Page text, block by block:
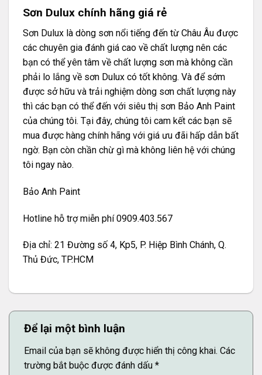
Sơn Dulux chính hãng giá rẻ
Sơn Dulux là dòng sơn nổi tiếng đến từ Châu Âu được
các chuyên gia đánh giá cao về chất lượng nên các
bạn có thể yên tâm về chất lượng sơn mà không cần
phải lo lắng về sơn Dulux có tốt không. Và để sớm
được sở hữu và trải nghiệm dòng sơn chất lượng này
thì các bạn có thể đến với siêu thị sơn Bảo Anh Paint
của chúng tôi. Tại đây, chúng tôi cam kết các bạn sẽ
mua được hàng chính hãng với giá ưu đãi hấp dẫn bất
ngờ. Bạn còn chần chừ gì mà không liên hệ với chúng
tôi ngay nào.
Bảo Anh Paint
Hotline hỗ trợ miễn phí 0909.403.567
Địa chỉ: 21 Đường số 4, Kp5, P. Hiệp Bình Chánh, Q.
Thủ Đức, TP.HCM
Để lại một bình luận
Email của bạn sẽ không được hiển thị công khai. Các
trường bắt buộc được đánh dấu *